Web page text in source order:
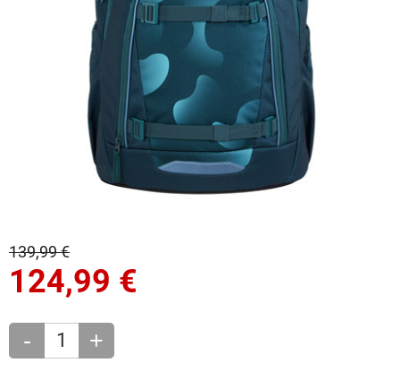
139,99 €
124,99 €
- +